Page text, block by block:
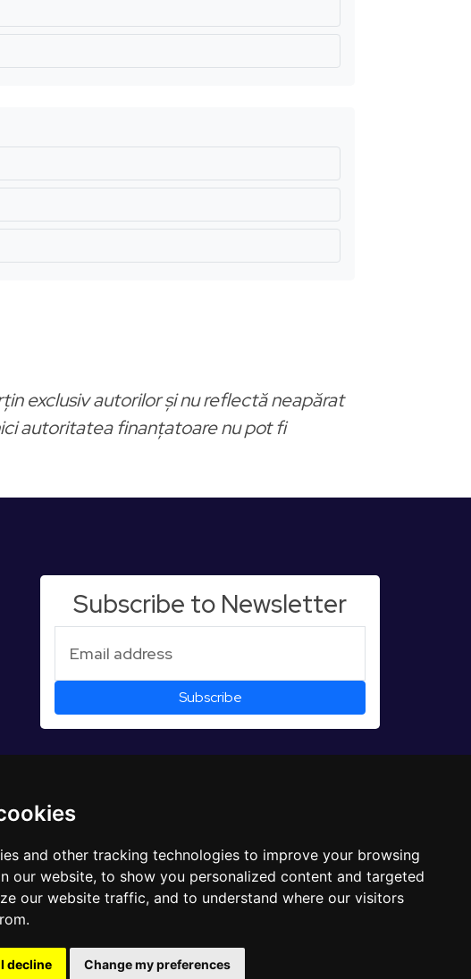
and other tracking technologies to improve your browsing
our website, to show you personalized content and targeted
our website traffic, and to understand where our visitors
I decline Change my preferences
exclusiv autorilor și nu reflectă neapărat
autoritatea finanțatoare nu pot fi
Subscribe to Newsletter
Results